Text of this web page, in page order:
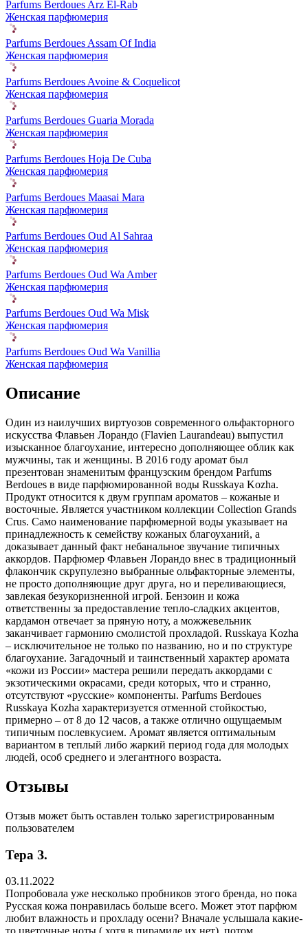
Parfums Berdoues Arz El-Rab
Женская парфюмерия
Parfums Berdoues Assam Of India
Женская парфюмерия
Parfums Berdoues Avoine & Coquelicot
Женская парфюмерия
Parfums Berdoues Guaria Morada
Женская парфюмерия
Parfums Berdoues Hoja De Cuba
Женская парфюмерия
Parfums Berdoues Maasai Mara
Женская парфюмерия
Parfums Berdoues Oud Al Sahraa
Женская парфюмерия
Parfums Berdoues Oud Wa Amber
Женская парфюмерия
Parfums Berdoues Oud Wa Misk
Женская парфюмерия
Parfums Berdoues Oud Wa Vanillia
Женская парфюмерия
Описание
Один из наилучших виртуозов современного ольфакторного
искусства Флавьен Лорандо (Flavien Laurandeau) выпустил
изысканное благоухание, интересно дополняющее облик как
мужчины, так и женщины. В 2016 году аромат был
презентован знаменитым французским брендом Parfums
Berdoues в виде парфюмированной воды Russkaya Kozha.
Продукт относится к двум группам ароматов – кожаные и
восточные. Является участником коллекции Collection Grands
Crus. Само наименование парфюмерной воды указывает на
принадлежность к семейству кожаных благоуханий, а
доказывает данный факт небанальное звучание типичных
аккордов. Парфюмер Флавьен Лорандо внес в традиционный
флакончик скрупулезно выбранные ольфакторные элементы,
не просто дополняющие друг друга, но и переливающиеся,
завлекая безукоризненной игрой. Бензоин и кожа
ответственны за предоставление тепло-сладких акцентов,
кардамон отвечает за пряную ноту, а можжевельник
заканчивает гармонию смолистой прохладой. Russkaya Kozha
– исключительное не только по названию, но и по структуре
благоухание. Загадочный и таинственный характер аромата
«кожи из России» мастера решили передать аккордами с
экзотическими окрасами, среди которых, что и странно,
отсутствуют «русские» компоненты. Parfums Berdoues
Russkaya Kozha характеризуется отменной стойкостью,
примерно – от 8 до 12 часов, а также отлично ощущаемым
типичным послевкусием. Аромат является оптимальным
вариантом в теплый либо жаркий период года для молодых
людей, особ среднего и элегантного возраста.
Отзывы
Отзыв может быть оставлен только зарегистрированным
пользователем
Тера З.
03.11.2022
Попробовала уже несколько пробников этого бренда, но пока
Русская кожа понравилась больше всего. Может этот парфюм
любит влажность и прохладу осени? Вначале услышала какие-